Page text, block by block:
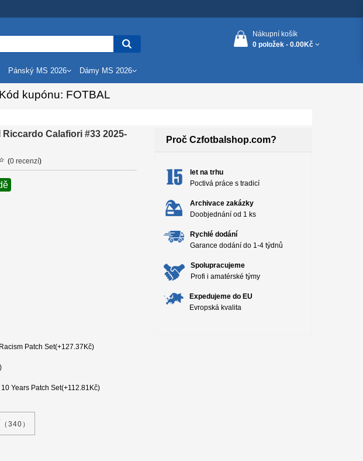
Nákupní košík
0 položek - 0.00Kč
Pánský MS 2026 Dámy MS 2026
kupónu: FOTBAL
Calafiori #33 2025-
(0 recenzí)
Patch Set(+127.37Kč)
Years Patch Set(+112.81Kč)
（340）
Proč Czfotbalshop.com?
let na trhu
Poctivá práce s tradicí
Archivace zakázky
Doobjednání od 1 ks
Rychlé dodání
Garance dodání do 1-4 týdnů
Spolupracujeme
Profi i amatérské týmy
Expedujeme do EU
Evropská kvalita